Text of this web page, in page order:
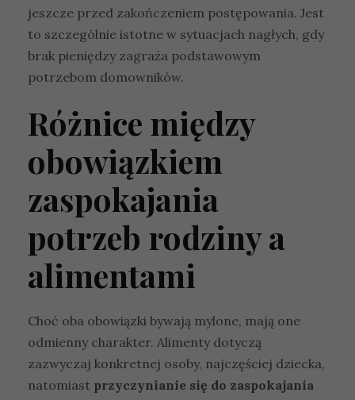
jeszcze przed zakończeniem postępowania. Jest
to szczególnie istotne w sytuacjach nagłych, gdy
brak pieniędzy zagraża podstawowym
potrzebom domowników.
Różnice między
obowiązkiem
zaspokajania
potrzeb rodziny a
alimentami
Choć oba obowiązki bywają mylone, mają one
odmienny charakter. Alimenty dotyczą
zazwyczaj konkretnej osoby, najczęściej dziecka,
natomiast przyczynianie się do zaspokajania